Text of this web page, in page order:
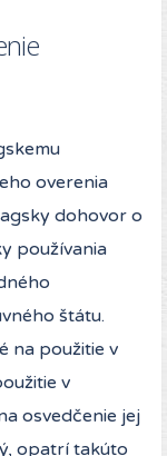
overenia
dohovor o
používania
štátu.
na použitie v
v
osvedčenie jej
opatrí takúto